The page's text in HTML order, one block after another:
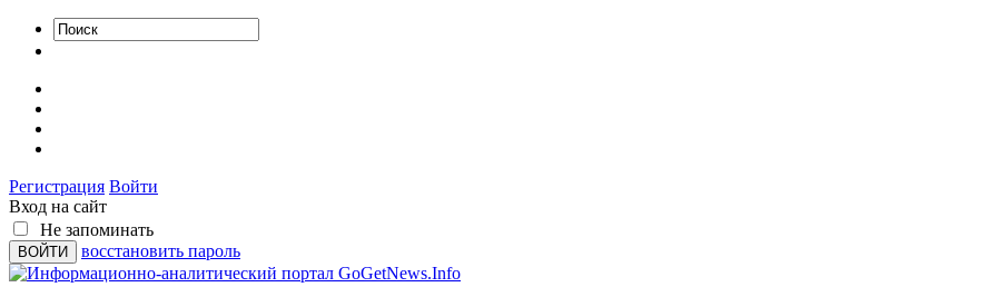
Регистрация Войти
Вход на сайт
Не запоминать
восстановить пароль